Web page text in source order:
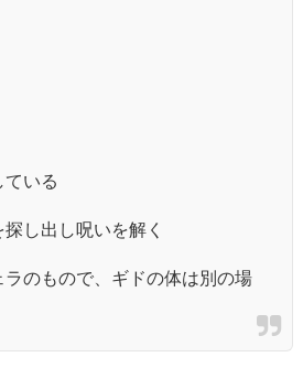
いる
し出し呪いを解く
のもので、ギドの体は別の場